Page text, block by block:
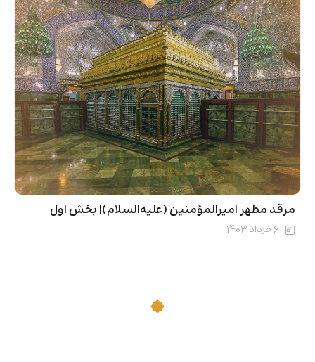
مرقد مطهر امیرالمؤمنین (علیه‌السلام)| بخش اول
۶ خرداد ۱۴۰۳